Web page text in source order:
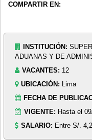
COMPARTIR EN:
INSTITUCIÓN:
ADUANAS Y DE
VACANTES: 12
UBICACIÓN: Lima
FECHA DE
VIGENTE: Hasta el
SALARIO: Entre S/.